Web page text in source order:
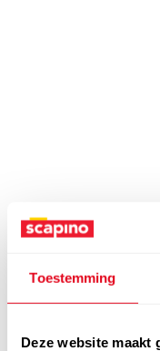
Toestemming
Deze website maakt